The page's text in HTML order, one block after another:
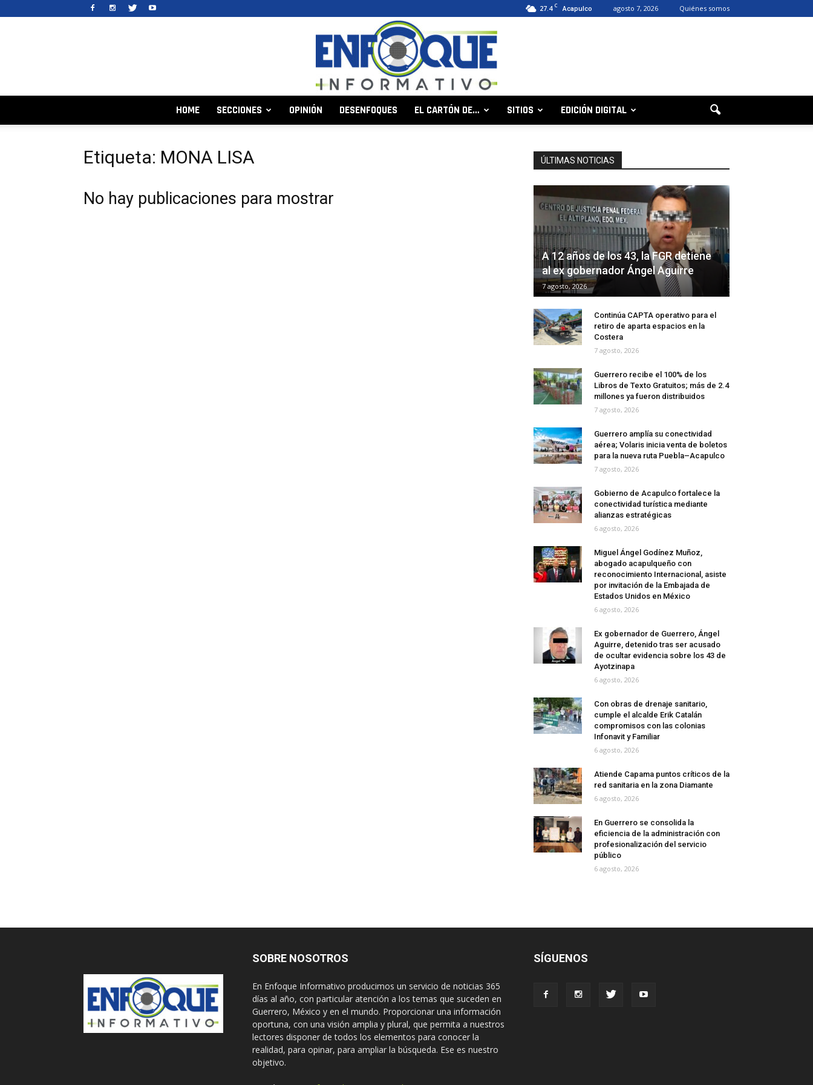
27.4 C Acapulco agosto 7, 2026 Quiénes somos
HOME SECCIONES OPINIÓN DESENFOQUES EL CARTÓN DE… SITIOS EDICIÓN DIGITAL
Etiqueta: MONA LISA
No hay publicaciones para mostrar
ÚLTIMAS NOTICIAS
A 12 años de los 43, la FGR detiene
al ex gobernador Ángel Aguirre
7 agosto, 2026
Continúa CAPTA operativo para el
retiro de aparta espacios en la
Costera
7 agosto, 2026
Guerrero recibe el 100% de los
Libros de Texto Gratuitos; más de 2.4
millones ya fueron distribuidos
7 agosto, 2026
Guerrero amplía su conectividad
aérea; Volaris inicia venta de boletos
para la nueva ruta Puebla–Acapulco
7 agosto, 2026
Gobierno de Acapulco fortalece la
conectividad turística mediante
alianzas estratégicas
6 agosto, 2026
Miguel Ángel Godínez Muñoz,
abogado acapulqueño con
reconocimiento Internacional, asiste
por invitación de la Embajada de
Estados Unidos en México
6 agosto, 2026
Ex gobernador de Guerrero, Ángel
Aguirre, detenido tras ser acusado
de ocultar evidencia sobre los 43 de
Ayotzinapa
6 agosto, 2026
Con obras de drenaje sanitario,
cumple el alcalde Erik Catalán
compromisos con las colonias
Infonavit y Familiar
6 agosto, 2026
Atiende Capama puntos críticos de la
red sanitaria en la zona Diamante
6 agosto, 2026
En Guerrero se consolida la
eficiencia de la administración con
profesionalización del servicio
público
6 agosto, 2026
SOBRE NOSOTROS
En Enfoque Informativo producimos un servicio de noticias 365
días al año, con particular atención a los temas que suceden en
Guerrero, México y en el mundo. Proporcionar una información
oportuna, con una visión amplia y plural, que permita a nuestros
lectores disponer de todos los elementos para conocer la
realidad, para opinar, para ampliar la búsqueda. Ese es nuestro
objetivo.
SÍGUENOS